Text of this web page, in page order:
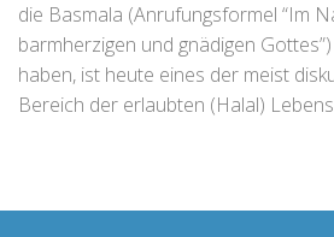
die Basmala (Anrufungsformel “Im
barmherzigen und gnädigen
haben, ist heute eines der meist
Bereich der erlaubten (Halal)